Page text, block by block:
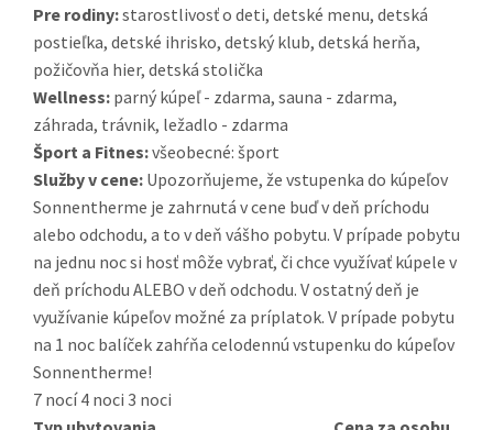
Pre rodiny:starostlivosť o deti, detské menu, detská
postieľka, detské ihrisko, detský klub, detská herňa,
požičovňa hier, detská stolička
Wellness: parný kúpeľ - zdarma, sauna - zdarma,
záhrada, trávnik, ležadlo - zdarma
Šport a Fitnes:všeobecné: šport
Služby v cene: Upozorňujeme, že vstupenka do kúpeľov
Sonnentherme je zahrnutá v cene buď v deň príchodu
alebo odchodu, a to v deň vášho pobytu. V prípade pobytu
na jednu noc si hosť môže vybrať, či chce využívať kúpele v
deň príchodu ALEBO v deň odchodu. V ostatný deň je
využívanie kúpeľov možné za príplatok. V prípade pobytu
na 1 noc balíček zahŕňa celodennú vstupenku do kúpeľov
Sonnentherme!
7 nocí4 noci 3 noci